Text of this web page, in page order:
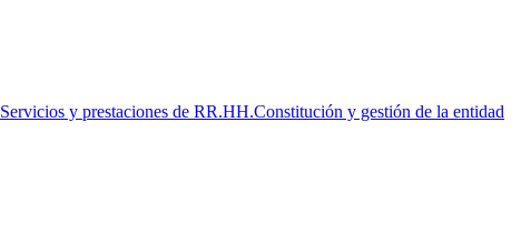
Servicios y prestaciones de RR.HH.Constitución y gestión de la entidad